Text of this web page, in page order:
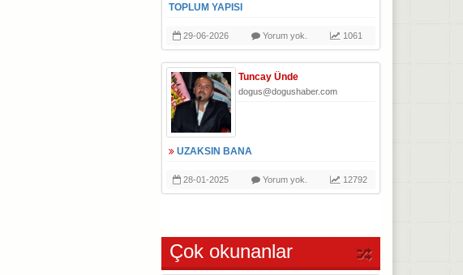
TOPLUM YAPISI
29-06-2026 Yorum yok. 1061
Tuncay Ünde
dogus@dogushaber.com
UZAKSIN BANA
28-01-2025 Yorum yok. 12792
Çok okunanlar